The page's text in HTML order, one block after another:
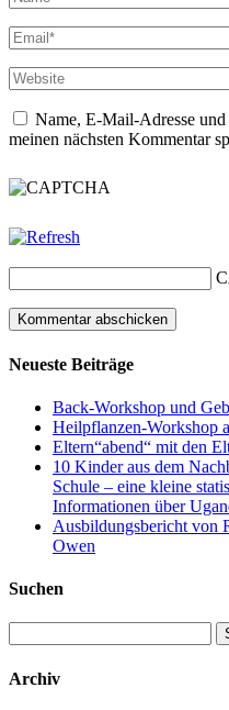
Name, E-Mail-Adresse
meinen nächsten Kommentar
Neueste Beiträge
Back-Workshop und
Heilpflanzen-Workshop
Eltern“abend“ mit den
10 Kinder aus dem
Schule – eine kleine
Informationen über
Ausbildungsbericht von
Owen
Suchen
nach:
Archiv